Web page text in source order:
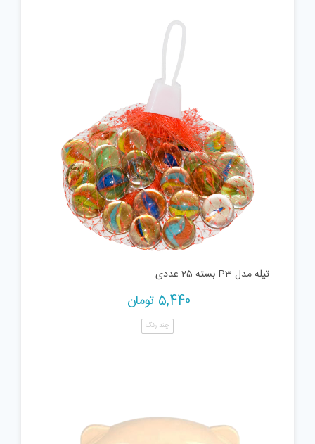
تیله مدل P3 بسته 25 عددی
5,440 تومان
چند رنگ